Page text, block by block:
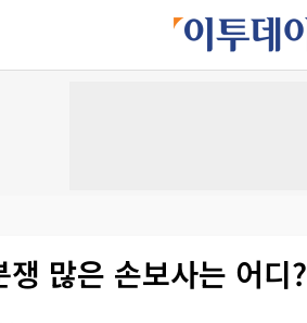
쟁 많은 손보사는 어디?